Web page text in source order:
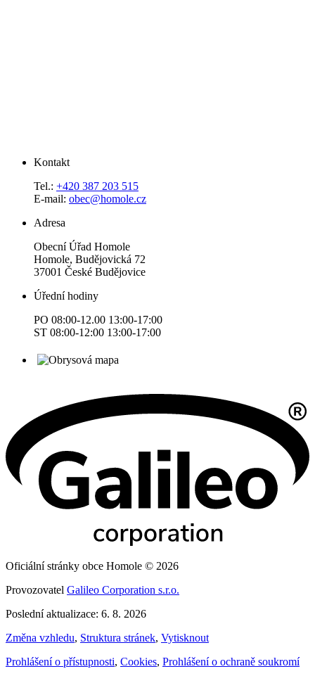
Kontakt
Tel.: +420 387 203 515
E-mail: obec@homole.cz
Adresa
Obecní Úřad Homole
Homole, Budějovická 72
37001 České Budějovice
Úřední hodiny
PO 08:00-12.00 13:00-17:00
ST 08:00-12:00 13:00-17:00
Oficiální stránky obce Homole © 2026
Provozovatel Galileo Corporation s.r.o.
Poslední aktualizace: 6. 8. 2026
Změna vzhledu, Struktura stránek, Vytisknout
Prohlášení o přístupnosti, Cookies, Prohlášení o ochraně soukromí